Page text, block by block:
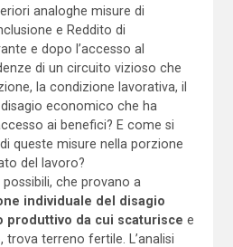
analoghe misure di
e Reddito di
e dopo l’accesso al
di un circuito vizioso che
la condizione lavorativa, il
economico che ha
ai benefici? E come si
queste misure nella porzione
del lavoro?
che provano a
individuale del disagio
produttivo da cui scaturisce e
trova terreno fertile. L’analisi